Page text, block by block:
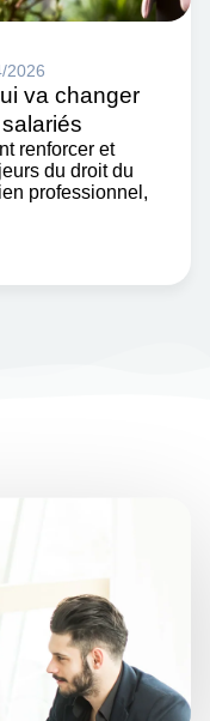
2026
va changer
renforcer et
du droit du
professionnel,